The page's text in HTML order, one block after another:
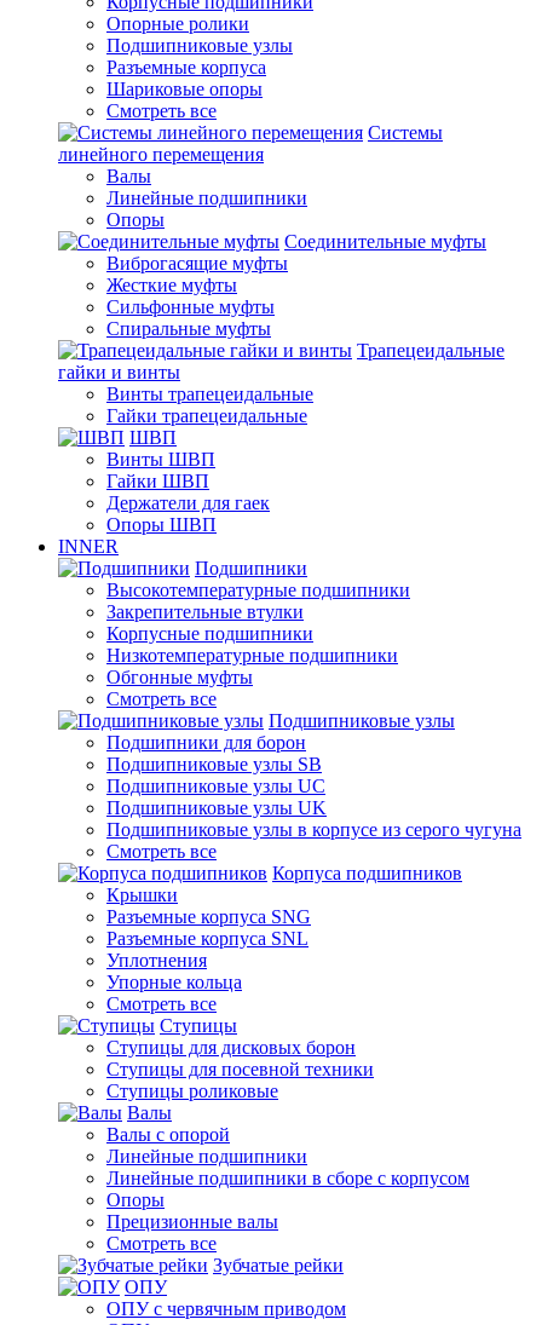
Опорные ролики
Подшипниковые узлы
Разъемные корпуса
Шариковые опоры
Смотреть все
Системы
линейного перемещения
Валы
Линейные подшипники
Опоры
Соединительные муфты
Виброгасящие муфты
Жесткие муфты
Сильфонные муфты
Спиральные муфты
Трапецеидальные
гайки и винты
Винты трапецеидальные
Гайки трапецеидальные
ШВП
Винты ШВП
Гайки ШВП
Держатели для гаек
Опоры ШВП
INNER
Подшипники
Высокотемпературные подшипники
Закрепительные втулки
Корпусные подшипники
Низкотемпературные подшипники
Обгонные муфты
Смотреть все
Подшипниковые узлы
Подшипники для борон
Подшипниковые узлы SB
Подшипниковые узлы UC
Подшипниковые узлы UK
Подшипниковые узлы в корпусе из серого чугуна
Смотреть все
Корпуса подшипников
Крышки
Разъемные корпуса SNG
Разъемные корпуса SNL
Уплотнения
Упорные кольца
Смотреть все
Ступицы
Ступицы для дисковых борон
Ступицы для посевной техники
Ступицы роликовые
Валы
Валы с опорой
Линейные подшипники
Линейные подшипники в сборе с корпусом
Опоры
Прецизионные валы
Смотреть все
Зубчатые рейки
ОПУ
ОПУ с червячным приводом